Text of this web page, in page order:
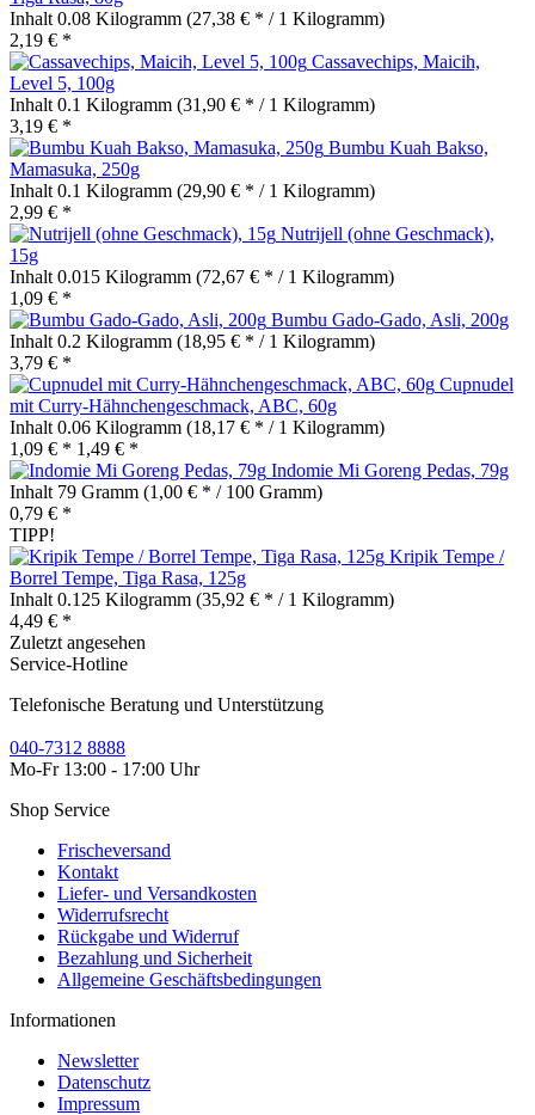
Inhalt 0.08 Kilogramm (27,38 € * / 1 Kilogramm)
2,19 € *
Cassavechips, Maicih,
Level 5, 100g
Inhalt 0.1 Kilogramm (31,90 € * / 1 Kilogramm)
3,19 € *
Bumbu Kuah Bakso,
Mamasuka, 250g
Inhalt 0.1 Kilogramm (29,90 € * / 1 Kilogramm)
2,99 € *
Nutrijell (ohne Geschmack),
15g
Inhalt 0.015 Kilogramm (72,67 € * / 1 Kilogramm)
1,09 € *
Bumbu Gado-Gado, Asli, 200g
Inhalt 0.2 Kilogramm (18,95 € * / 1 Kilogramm)
3,79 € *
Cupnudel
mit Curry-Hähnchengeschmack, ABC, 60g
Inhalt 0.06 Kilogramm (18,17 € * / 1 Kilogramm)
1,09 € * 1,49 € *
Indomie Mi Goreng Pedas, 79g
Inhalt 79 Gramm (1,00 € * / 100 Gramm)
0,79 € *
TIPP!
Kripik Tempe /
Borrel Tempe, Tiga Rasa, 125g
Inhalt 0.125 Kilogramm (35,92 € * / 1 Kilogramm)
4,49 € *
Zuletzt angesehen
Service-Hotline
Telefonische Beratung und Unterstützung
040-7312 8888
Mo-Fr 13:00 - 17:00 Uhr
Shop Service
Frischeversand
Kontakt
Liefer- und Versandkosten
Widerrufsrecht
Rückgabe und Widerruf
Bezahlung und Sicherheit
Allgemeine Geschäftsbedingungen
Informationen
Newsletter
Datenschutz
Impressum